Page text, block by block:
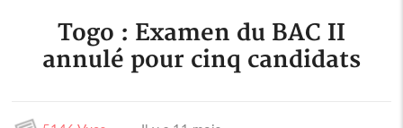
Togo : Examen du BAC II
annulé pour cinq candidats